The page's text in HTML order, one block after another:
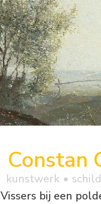
Constan
kunstwerk •
Vissers bij een